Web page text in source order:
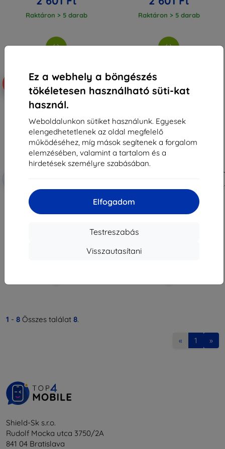
Ez a webhely a böngészés
tökéletesen használható süti-kat
használ.
Weboldalunkon sütiket használunk. Egyesek
elengedhetetlenek az oldal megfelelő
működéséhez, míg mások segítenek a forgalom
elemzésében, valamint a tartalom és a
hirdetések személyre szabásában.
Elfogadom
Testreszabás
Visszautasítani
Raktáron > 5 darab Raktáron > 5 darab
Beline szilikon tok Xiaomi Mi 11
Ultra 5G készülékhez, kék
2 890 Ft
-10%
Beline tok Silicone Xiaomi Mi 11
2 890 Ft
1 - 8 Összes találat 8.
« 1 »
Shield-Sk s.r.o.
Rudolf Mocka utca 3750/2A
841 04 Bratislava